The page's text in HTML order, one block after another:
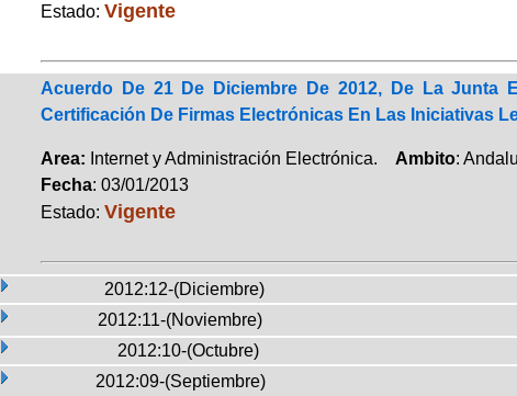
Estado: Vigente
Acuerdo De 21 De Diciembre De 2012, De La Junta
Certificación De Firmas Electrónicas En Las Iniciativas
Area: Internet y Administración Electrónica. Ambito:
Fecha: 03/01/2013
Estado: Vigente
2012:12-(Diciembre)
2012:11-(Noviembre)
2012:10-(Octubre)
2012:09-(Septiembre)